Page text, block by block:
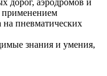
дорог, аэродромов и
применением
на пневматических
знания и умения,